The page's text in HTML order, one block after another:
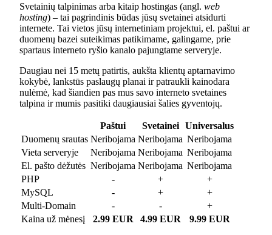
Svetainių talpinimas arba kitaip hostingas (angl. web
hosting) – tai pagrindinis būdas jūsų svetainei atsidurti
internete. Tai vietos jūsų internetiniam projektui, el. paštui ar
duomenų bazei suteikimas patikimame, galingame, prie
spartaus interneto ryšio kanalo pajungtame serveryje.
Daugiau nei 15 metų patirtis, aukšta klientų aptarnavimo
kokybė, lankstūs paslaugų planai ir patraukli kainodara
nulėmė, kad šiandien pas mus savo interneto svetaines
talpina ir mumis pasitiki daugiausiai šalies gyventojų.
Paštui Svetainei
Universalus
Duomenų srautas Neribojama Neribojama Neribojama
Vieta serveryje
Neribojama Neribojama Neribojama
El. pašto dėžutės Neribojama Neribojama Neribojama
PHP
- +
+
MySQL
- +
+
Multi-Domain
- -
+
Kaina už mėnesį
2.99 EUR 4.99 EUR 9.99 EUR